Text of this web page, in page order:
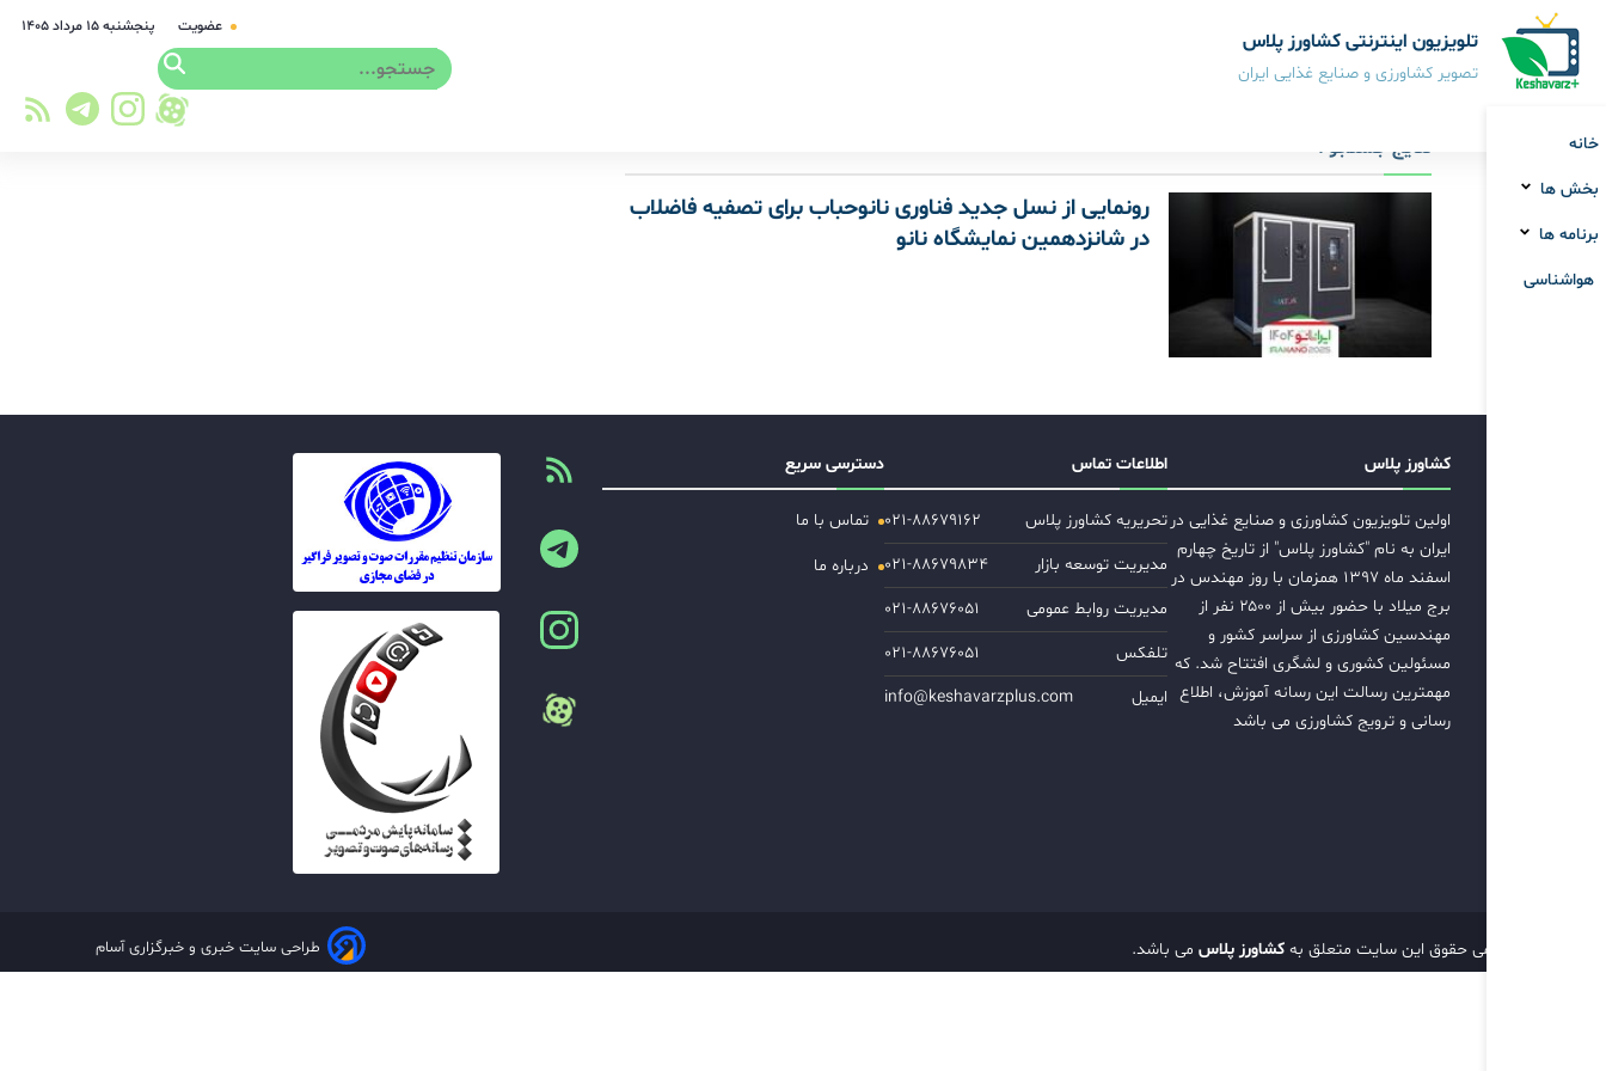
تلویزیون اینترنتی کشاورز پلاس
تصویر کشاورزی و صنایع غذایی ایران
عضویت پنجشنبه ۱۵ مرداد ۱۴۰۵
خانه
بخش ها
برنامه ها
هواشناسی
نتایج جستجو :
رونمایی از نسل جدید فناوری نانوحباب برای تصفیه فاضلاب
در شانزدهمین نمایشگاه نانو
کشاورز پلاس
اولین تلویزیون کشاورزی و صنایع غذایی در
ایران به نام "کشاورز پلاس" از تاریخ چهارم
اسفند ماه ۱۳۹۷ همزمان با روز مهندس در
برج میلاد با حضور بیش از ۲۵۰۰ نفر از
مهندسین کشاورزی از سراسر کشور و
مسئولین کشوری و لشگری افتتاح شد. که
مهمترین رسالت این رسانه آموزش، اطلاع
رسانی و ترویج کشاورزی می باشد
اطلاعات تماس
تحریریه کشاورز پلاس
۰۲۱-۸۸۶۷۹۱۶۲
مدیریت توسعه بازار
۰۲۱-۸۸۶۷۹۸۳۴
مدیریت روابط عمومی
۰۲۱-۸۸۶۷۶۰۵۱
تلفکس
۰۲۱-۸۸۶۷۶۰۵۱
ایمیل
info@keshavarzplus.com
دسترسی سریع
تماس با ما
درباره ما
تمامی حقوق این سایت متعلق به کشاورز پلاس می باشد. طراحی سایت خبری و خبرگزاری آسام